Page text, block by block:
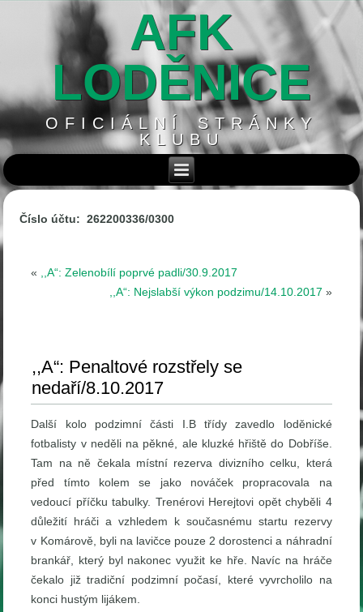
AFK
LODĚNICE
OFICIÁLNÍ STRÁNKY
KLUBU
Číslo účtu: 262200336/0300
«
,,A“: Zelenobílí poprvé padli/30.9.2017
,,A“: Nejslabší výkon podzimu/14.10.2017 »
,,A“: Penaltové rozstřely se
nedaří/8.10.2017
Další kolo podzimní části I.B třídy zavedlo loděnické
fotbalisty v neděli na pěkné, ale kluzké hřiště do Dobříše.
Tam na ně čekala místní rezerva divizního celku, která
před tímto kolem se jako nováček propracovala na
vedoucí příčku tabulky. Trenérovi Herejtovi opět chyběli 4
důležití hráči a vzhledem k současnému startu rezervy
v Komárově, byli na lavičce pouze 2 dorostenci a náhradní
brankář, který byl nakonec využit ke hře. Navíc na hráče
čekalo již tradiční podzimní počasí, které vyvrcholilo na
konci hustým lijákem.